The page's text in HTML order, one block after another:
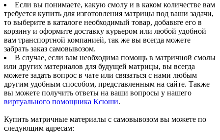
Если вы понимаете, какую смолу и в каком количестве вам
требуется купить для изготовления матрицы под ваши задачи,
то выберите в каталоге необходимый товар, добавьте его в
корзину и оформите доставку курьером или любой удобной
вам транспортной компанией, так же вы всегда можете
забрать заказ самовывозом.
В случае, если вам необходима помощь в матричной смолы
или других материалов для будущей матрицы, вы всегда
можете задать вопрос в чате или связаться с нами любым
другим удобным способом, представленным на сайте. Также
вы можете получить ответы на ваши вопросы у нашего
виртуального помощника Ксюши.
Купить матричные материалы с самовывозом вы можете по
следующим адресам: